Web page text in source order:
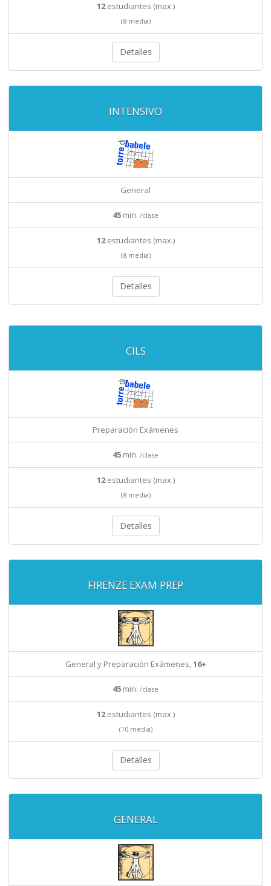
12estudiantes (max.)
(8 media)
Detalles
INTENSIVO
General
45 min. /clase
12estudiantes (max.)
(8 media)
Detalles
CILS
Preparación Exámenes
45 min. /clase
12estudiantes (max.)
(8 media)
Detalles
FIRENZE EXAM PREP
General y Preparación Exámenes,16+
45 min. /clase
12estudiantes (max.)
(10 media)
Detalles
GENERAL